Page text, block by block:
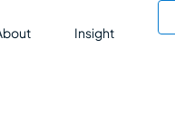
Insight